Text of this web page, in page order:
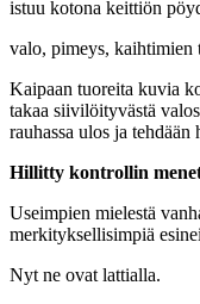
istuu kotona keittiön
valo, pimeys,
Kaipaan tuoreita kuvia
takaa siivilöityvästä
rauhassa ulos ja tehdään
Hillitty kontrollin
Useimpien mielestä
merkityksellisimpiä
Nyt ne ovat lattialla.